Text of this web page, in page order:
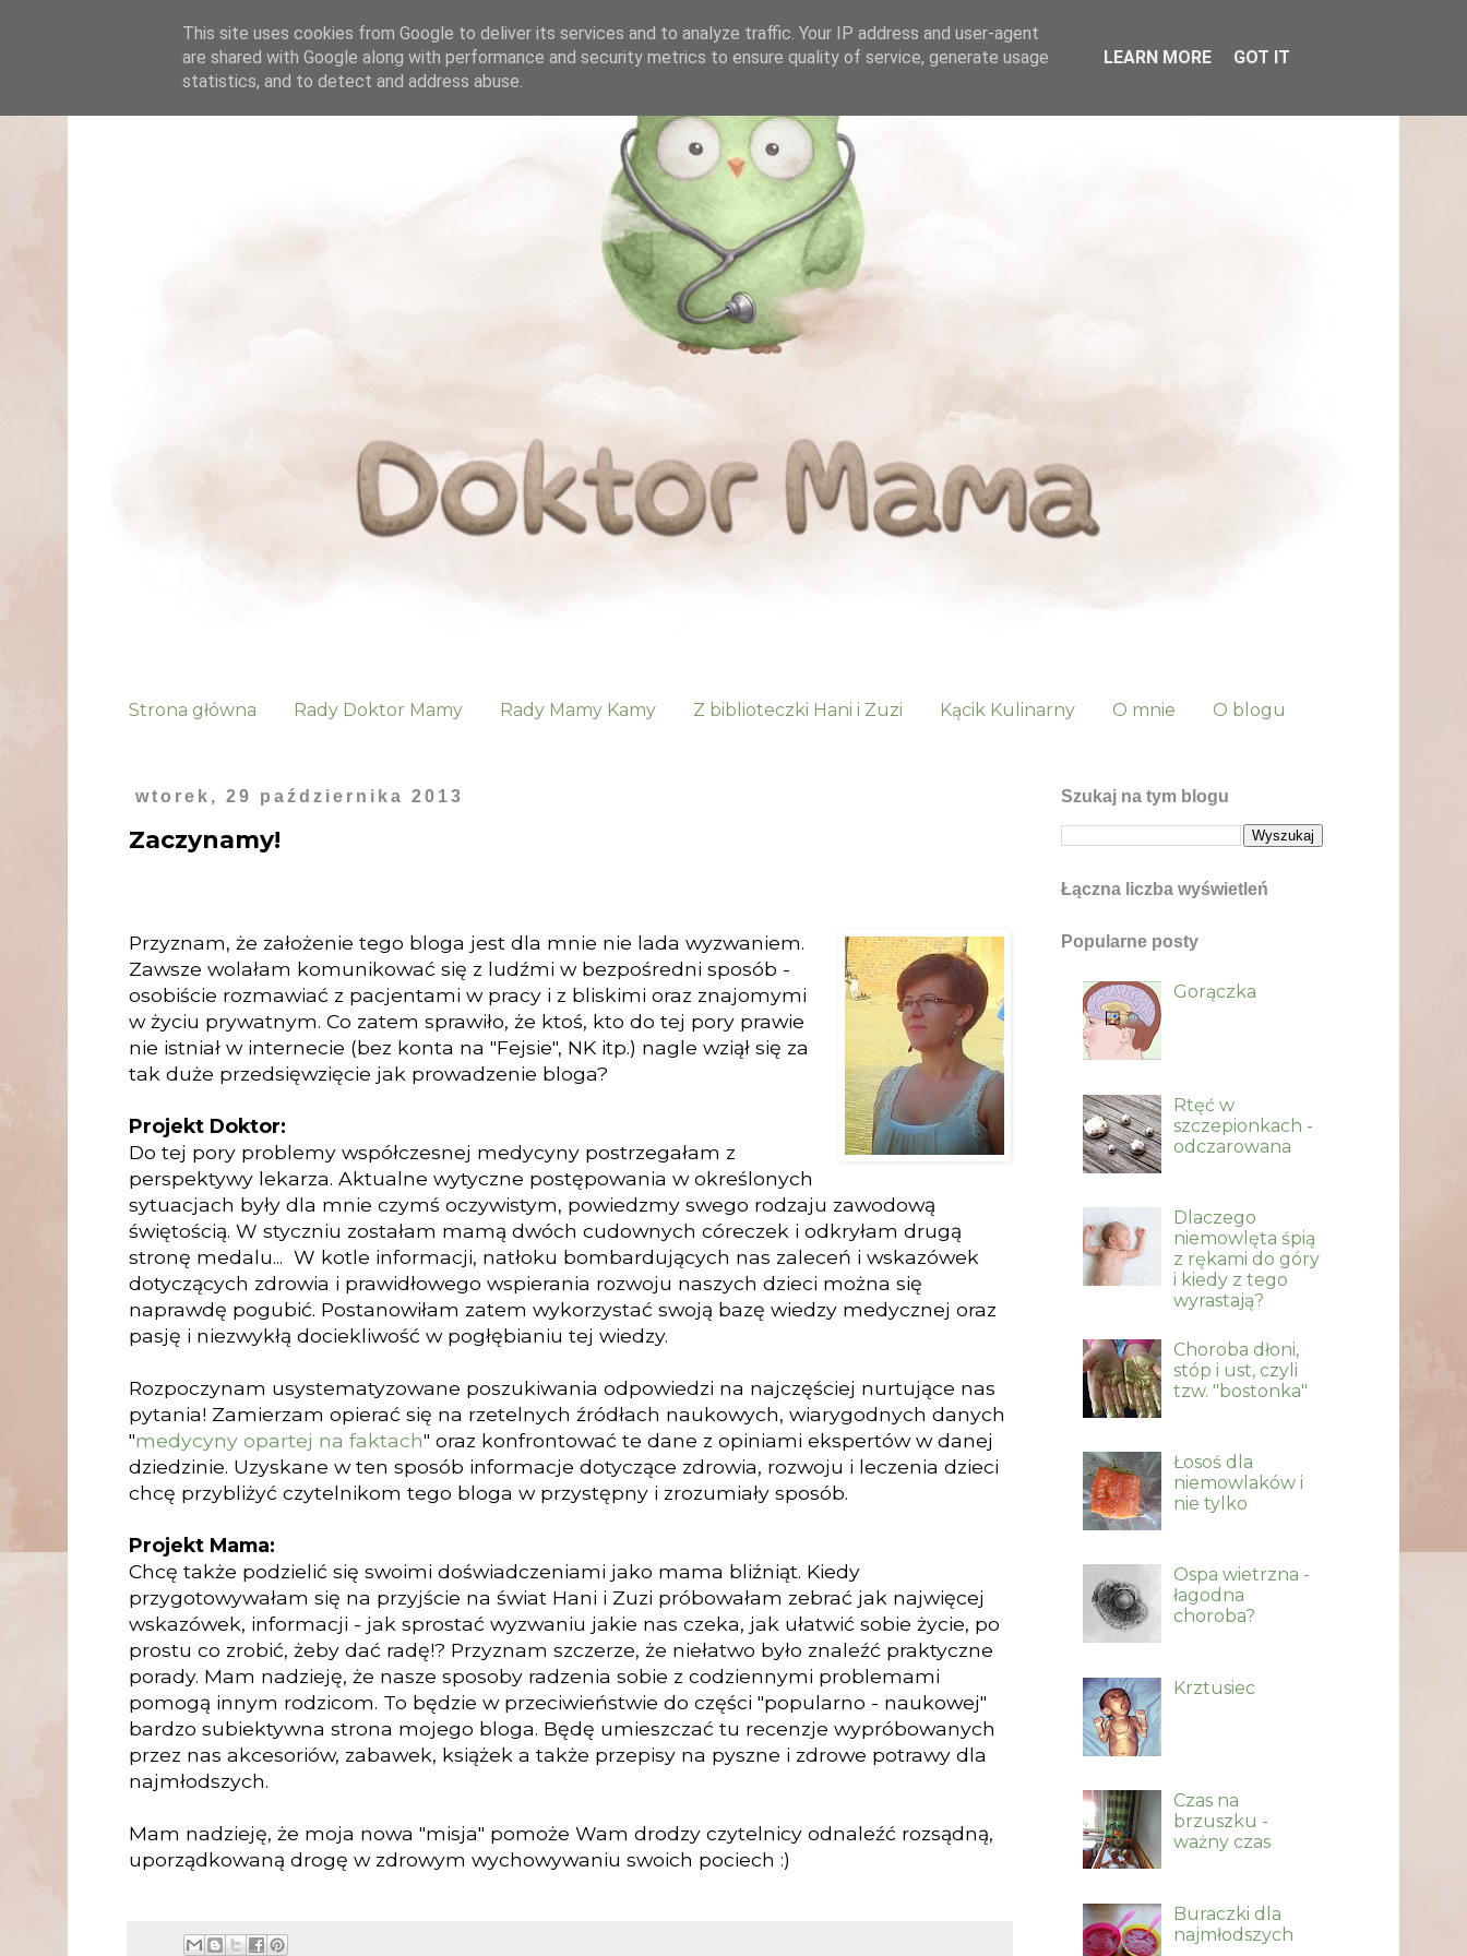
Strona główna Rady Doktor Mamy Rady Mamy Kamy Z biblioteczki Hani i Zuzi Kącik Kulinarny O mnie O blogu
wtorek, 29 października 2013
Zaczynamy!
Przyznam, że założenie tego bloga jest dla mnie nie lada wyzwaniem.
Zawsze wolałam komunikować się z ludźmi w bezpośredni sposób -
osobiście rozmawiać z pacjentami w pracy i z bliskimi oraz znajomymi
w życiu prywatnym. Co zatem sprawiło, że ktoś, kto do tej pory prawie
nie istniał w internecie (bez konta na "Fejsie", NK itp.) nagle wziął się za
tak duże przedsięwzięcie jak prowadzenie bloga?
Projekt Doktor:
Do tej pory problemy współczesnej medycyny postrzegałam z
perspektywy lekarza. Aktualne wytyczne postępowania w określonych
sytuacjach były dla mnie czymś oczywistym, powiedzmy swego rodzaju zawodową
świętością. W styczniu zostałam mamą dwóch cudownych córeczek i odkryłam drugą
stronę medalu... W kotle informacji, natłoku bombardujących nas zaleceń i wskazówek
dotyczących zdrowia i prawidłowego wspierania rozwoju naszych dzieci można się
naprawdę pogubić. Postanowiłam zatem wykorzystać swoją bazę wiedzy medycznej oraz
pasję i niezwykłą dociekliwość w pogłębianiu tej wiedzy.
Rozpoczynam usystematyzowane poszukiwania odpowiedzi na najczęściej nurtujące nas
pytania! Zamierzam opierać się na rzetelnych źródłach naukowych, wiarygodnych danych
"medycyny opartej na faktach" oraz konfrontować te dane z opiniami ekspertów w danej
dziedzinie. Uzyskane w ten sposób informacje dotyczące zdrowia, rozwoju i leczenia dzieci
chcę przybliżyć czytelnikom tego bloga w przystępny i zrozumiały sposób.
Projekt Mama:
Chcę także podzielić się swoimi doświadczeniami jako mama bliźniąt. Kiedy
przygotowywałam się na przyjście na świat Hani i Zuzi próbowałam zebrać jak najwięcej
wskazówek, informacji - jak sprostać wyzwaniu jakie nas czeka, jak ułatwić sobie życie, po
prostu co zrobić, żeby dać radę!? Przyznam szczerze, że niełatwo było znaleźć praktyczne
porady. Mam nadzieję, że nasze sposoby radzenia sobie z codziennymi problemami
pomogą innym rodzicom. To będzie w przeciwieństwie do części "popularno - naukowej"
bardzo subiektywna strona mojego bloga. Będę umieszczać tu recenzje wypróbowanych
przez nas akcesoriów, zabawek, książek a także przepisy na pyszne i zdrowe potrawy dla
najmłodszych.
Mam nadzieję, że moja nowa "misja" pomoże Wam drodzy czytelnicy odnaleźć rozsądną,
uporządkowaną drogę w zdrowym wychowywaniu swoich pociech :)
Szukaj na tym blogu
Łączna liczba wyświetleń
Popularne posty
Gorączka
Rtęć w
szczepionkach -
odczarowana
Dlaczego
niemowlęta śpią
z rękami do góry
i kiedy z tego
wyrastają?
Choroba dłoni,
stóp i ust, czyli
tzw. "bostonka"
Łosoś dla
niemowlaków i
nie tylko
Ospa wietrzna -
łagodna
choroba?
Krztusiec
Czas na
brzuszku -
ważny czas
Buraczki dla
najmłodszych
This site uses cookies from Google to deliver its services and to analyze traffic. Your IP address and user-agent
are shared with Google along with performance and security metrics to ensure quality of service, generate usage
statistics, and to detect and address abuse.
LEARN MORE GOT IT